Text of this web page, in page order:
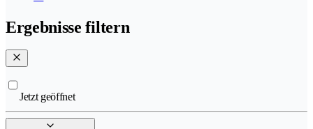
Ergebnisse filtern
Jetzt geöffnet